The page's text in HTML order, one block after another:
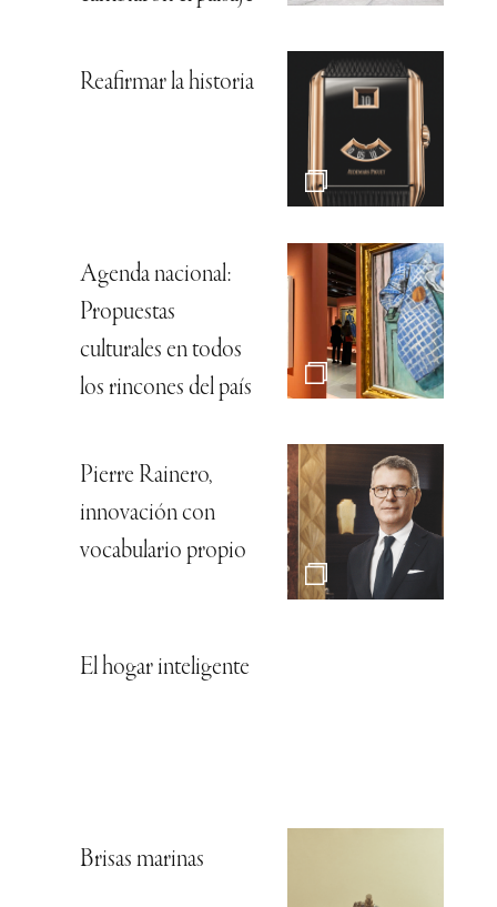
Reafirmar la historia
Agenda nacional:
Propuestas
culturales en todos
los rincones del país
Pierre Rainero,
innovación con
vocabulario propio
El hogar inteligente
Brisas marinas